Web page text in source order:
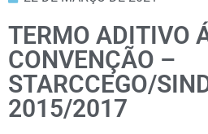
TERMO ADITIVO
CONVENÇÃO –
STARCCEGO/
2015/2017